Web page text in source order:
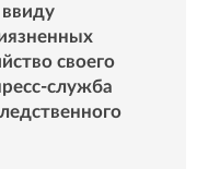
своего
служба